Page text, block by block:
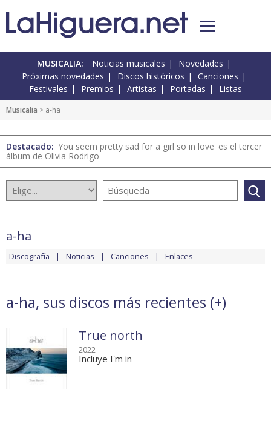
MUSICALIA: Noticias musicales
Novedades
Próximas novedades
Discos históricos
Canciones
Festivales
Premios Artistas Portadas Listas
Musicalia > a-ha
Destacado: 'You seem pretty sad for a girl so in love' es el tercer
álbum de Olivia Rodrigo
a-ha
Discografía Noticias Canciones Enlaces
a-ha, sus discos más recientes (+)
True north
2022
Incluye I'm in